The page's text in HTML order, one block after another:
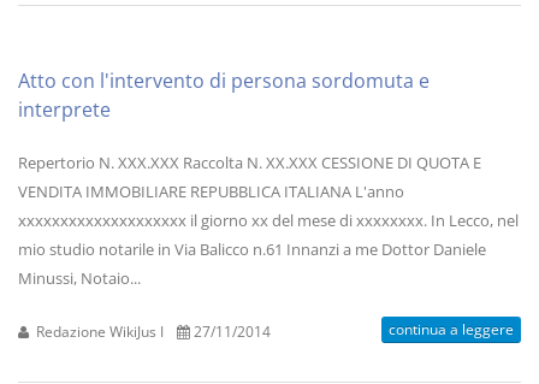
Atto con l'intervento di persona sordomuta e
interprete
Repertorio N. XXX.XXX Raccolta N. XX.XXX CESSIONE DI QUOTA E
VENDITA IMMOBILIARE REPUBBLICA ITALIANA L'anno
xxxxxxxxxxxxxxxxxxxx il giorno xx del mese di xxxxxxxx. In Lecco, nel
mio studio notarile in Via Balicco n.61 Innanzi a me Dottor Daniele
Minussi, Notaio...
Redazione WikiJus I 27/11/2014 continua a leggere